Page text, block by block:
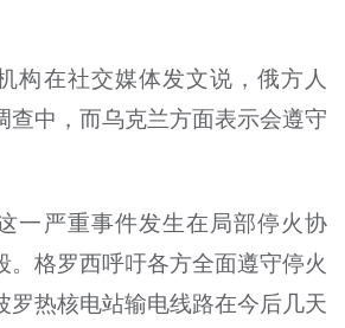
构在社交媒体发文说，俄方人
查中，而乌克兰方面表示会遵守
一严重事件发生在局部停火协
。格罗西呼吁各方全面遵守停火
罗热核电站输电线路在今后几天